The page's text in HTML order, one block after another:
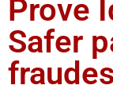
Prove
Safer
fraudes